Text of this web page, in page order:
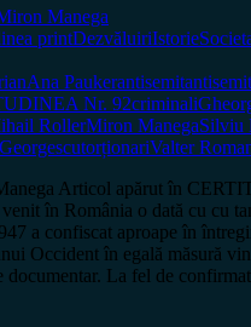
Manega
printDezvăluiriIstorie
Ana Paukerantisemit
Nr. 92criminali
RollerMiron ManegaSilviu
torționariValter
Articol apărut în
în România o dată cu cu
a confiscat aproape în
Occident în egală măsură
documentar. La fel de